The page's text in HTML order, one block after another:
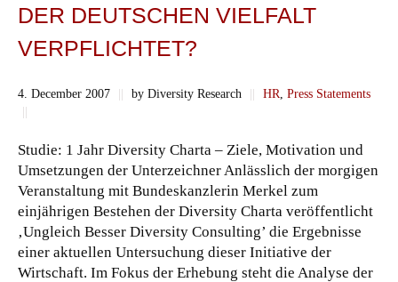
DER DEUTSCHEN VIELFALT
VERPFLICHTET?
4. December 2007 || by Diversity Research || HR Press Statements
||
Studie: 1 Jahr Diversity Charta – Ziele, Motivation und
Umsetzungen der Unterzeichner Anlässlich der morgigen
Veranstaltung mit Bundeskanzlerin Merkel zum
einjährigen Bestehen der Diversity Charta veröffentlicht
‚Ungleich Besser Diversity Consulting’ die Ergebnisse
einer aktuellen Untersuchung dieser Initiative der
Wirtschaft. Im Fokus der Erhebung steht die Analyse der